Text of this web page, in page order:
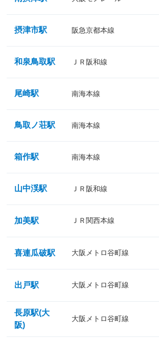
摂津市駅 阪急京都本線
和泉鳥取駅 ＪＲ阪和線
尾崎駅 南海本線
鳥取ノ荘駅 南海本線
箱作駅 南海本線
山中渓駅 ＪＲ阪和線
加美駅 ＪＲ関西本線
喜連瓜破駅 大阪メトロ谷町線
出戸駅 大阪メトロ谷町線
長原駅(大
阪)
大阪メトロ谷町線